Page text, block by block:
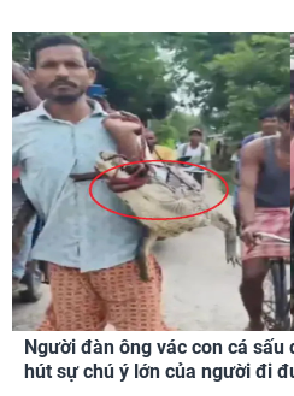
Người đàn ông vác con cá
hút sự chú ý lớn của người đi